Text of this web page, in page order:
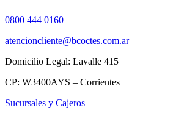
0800 444 0160
atencioncliente@bcoctes.com.ar
Domicilio Legal: Lavalle 415
CP: W3400AYS – Corrientes
Sucursales y Cajeros